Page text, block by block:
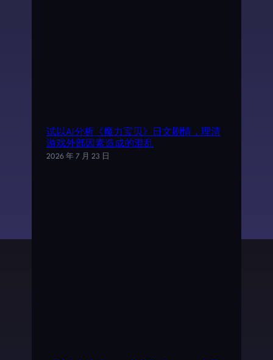
试以AI分析《魔力宝贝》日文剧情，理清
游戏外部因素造成的混乱
2026 年 7 月 23 日